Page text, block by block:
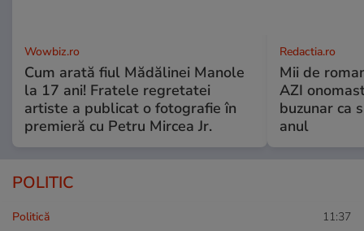
Wowbiz.ro
Cum arată fiul Mădălinei Manole
la 17 ani! Fratele regretatei
artiste a publicat o fotografie în
premieră cu Petru Mircea Jr.
Redactia.ro
Mii de
AZI
buzunar ca
anul
POLITIC
Politică 11:37